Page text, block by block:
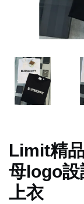
Limit精
母logo設
上衣